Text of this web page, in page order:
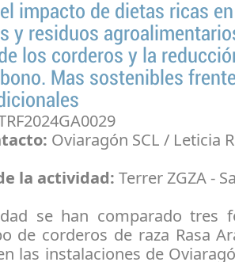
impacto de dietas ricas en
y residuos
los corderos y la
Mas sostenibles
Oviaragón SCL / Leticia
la actividad: Terrer ZGZA -
se han comparado tres
de corderos de raza Rasa
las instalaciones de